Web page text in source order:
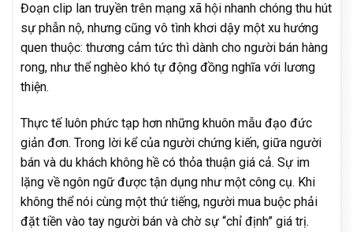
Đoạn clip lan truyền trên mạng xã hội nhanh chóng thu hút
sự phẫn nộ, nhưng cũng vô tình khơi dậy một xu hướng
quen thuộc: thương cảm tức thì dành cho người bán hàng
rong, như thể nghèo khó tự động đồng nghĩa với lương
thiện.
Thực tế luôn phức tạp hơn những khuôn mẫu đạo đức
giản đơn. Trong lời kể của người chứng kiến, giữa người
bán và du khách không hề có thỏa thuận giá cả. Sự im
lặng về ngôn ngữ được tận dụng như một công cụ. Khi
không thể nói cùng một thứ tiếng, người mua buộc phải
đặt tiền vào tay người bán và chờ sự “chỉ định” giá trị.